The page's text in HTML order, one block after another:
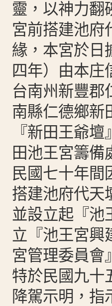
靈，以神力翻
宮前搭建池府
緣，本宮於日
四年）由本庄
台南州新豐郡
南縣仁德鄉新
『新田王爺
田池王宮籌備
民國七十年
搭建池府代天
並設立起『池
立『池王宮興
宮管理委員會
特於民國九十
降駕示明，